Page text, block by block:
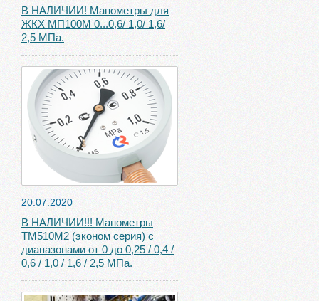
В НАЛИЧИИ! Манометры для
ЖКХ МП100М 0...0,6/ 1,0/ 1,6/
2,5 МПа.
20.07.2020
В НАЛИЧИИ!!! Манометры
ТМ510М2 (эконом серия) с
диапазонами от 0 до 0,25 / 0,4 /
0,6 / 1,0 / 1,6 / 2,5 МПа.